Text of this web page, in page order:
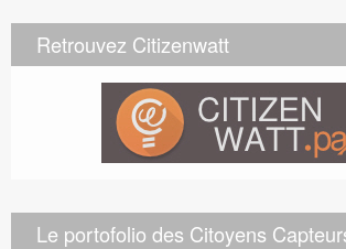
Retrouvez Citizenwatt
Le portofolio des Citoyens